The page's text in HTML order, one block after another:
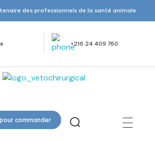
des professionnels de la santé animale
+216 24 409 760
Veto Chirurgical
commander